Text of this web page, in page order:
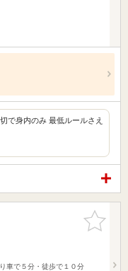
で身内のみ 最低ルールさえ
お気に入
りに追加
車で５分・徒歩で１０分